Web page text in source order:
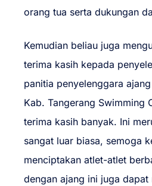
orang tua serta dukungan
Kemudian beliau juga
terima kasih kepada
panitia penyelenggara
Kab. Tangerang Swimming
terima kasih banyak. Ini
sangat luar biasa, semoga
menciptakan atlet-atlet
dengan ajang ini juga dapat